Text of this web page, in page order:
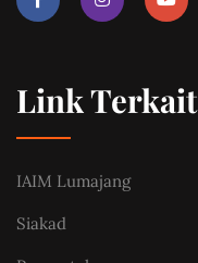
Link Terkait
IAIM Lumajang
Siakad